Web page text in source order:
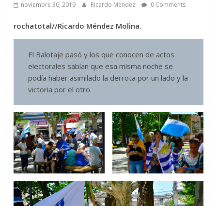
noviembre 30, 2019 Ricardo Méndez 0 Comments
rochatotal//Ricardo Méndez Molina.
El Balotaje pasó y los que conocen de actos
electorales sabían que esa misma noche se
podía haber asimilado la derrota por un lado y la
victoria por el otro.